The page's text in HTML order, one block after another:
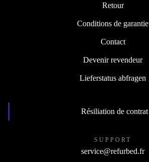
Retour
Conditions de garantie
Contact
Devenir revendeur
Lieferstatus abfragen
Résiliation de contrat
SUPPORT
service@refurbed.fr